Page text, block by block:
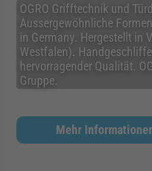
für Kategorie
für Kategorie
OGRO Grifftechnik und
Aussergewöhnliche
in Germany. Hergestellt in
Westfalen).
hervorragender Qualität.
Gruppe.
Mehr